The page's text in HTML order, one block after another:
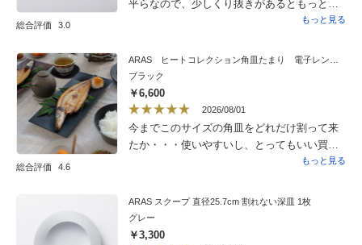
総合評価 3.0
平らなので、少しくり抜きがあるともっと持
もっと見る
総合評価 4.6
ブラック
￥6,600
2026/08/01
今までこのサイズの角皿をどれだけ割って来
たか・・・使いやすいし、とってもいい買い
もっと見る
ARAS スクープ 直径25.7cm 割れない深皿 1枚
グレー
￥3,300